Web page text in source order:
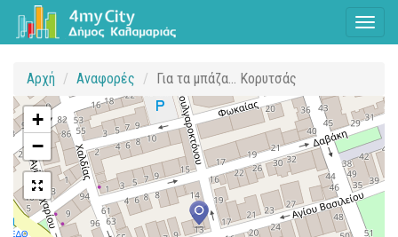
Αρχή Αναφορές Για τα μπάζα... Κορυτσάς
+
−